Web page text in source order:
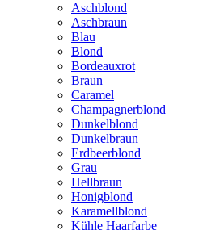
Aschblond
Aschbraun
Blau
Blond
Bordeauxrot
Braun
Caramel
Champagnerblond
Dunkelblond
Dunkelbraun
Erdbeerblond
Grau
Hellbraun
Honigblond
Karamellblond
Kühle Haarfarbe